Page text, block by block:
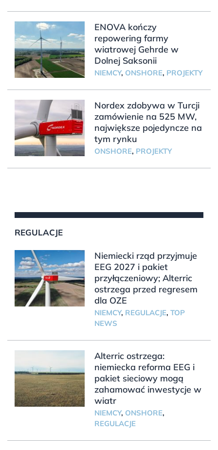
ENOVA kończy
repowering farmy
wiatrowej Gehrde w
Dolnej Saksonii
NIEMCY, ONSHORE, PROJEKTY
Nordex zdobywa w Turcji
zamówienie na 525 MW,
największe pojedyncze na
tym rynku
ONSHORE, PROJEKTY
REGULACJE
Niemiecki rząd przyjmuje
EEG 2027 i pakiet
przyłączeniowy; Alterric
ostrzega przed regresem
dla OZE
NIEMCY, REGULACJE, TOP
NEWS
Alterric ostrzega:
niemiecka reforma EEG i
pakiet sieciowy mogą
zahamować inwestycje w
wiatr
NIEMCY, ONSHORE,
REGULACJE